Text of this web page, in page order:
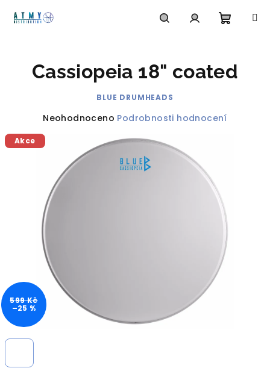
košík
Cassiopeia 18" coated
BLUE DRUMHEADS
Průměrné
produktu
hvězdiček.
Neohodnoceno Podrobnosti hodnocení
Akce
599 Kč
–25 %